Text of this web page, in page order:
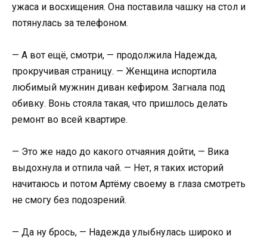
ужаса и восхищения. Она поставила чашку на стол и
потянулась за телефоном.
— А вот ещё, смотри, — продолжила Надежда,
прокручивая страницу. — Женщина испортила
любимый мужнин диван кефиром. Загнала под
обивку. Вонь стояла такая, что пришлось делать
ремонт во всей квартире.
— Это же надо до какого отчаяния дойти, — Вика
выдохнула и отпила чай. — Нет, я таких историй
начитаюсь и потом Артёму своему в глаза смотреть
не смогу без подозрений.
— Да ну брось, — Надежда улыбнулась широко и